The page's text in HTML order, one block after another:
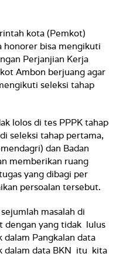
kota (Pemkot)
honorer bisa mengikuti
Perjanjian Kerja
Ambon berjuang agar
seleksi tahap
lolos di tes PPPK tahap
seleksi tahap pertama,
dan Badan
memberikan ruang
yang dibagi per
persoalan tersebut.
masalah di
dengan yang tidak lulus
dalam Pangkalan data
dalam data BKN itu kita